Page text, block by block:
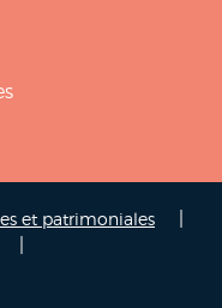
et patrimoniales